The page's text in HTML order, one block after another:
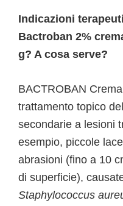
Indicazioni
Bactroban 2%
g? A cosa serve?
BACTROBAN
trattamento topico
secondarie a lesioni
esempio, piccole
abrasioni (fino a 10
di superficie),
Staphylococcus